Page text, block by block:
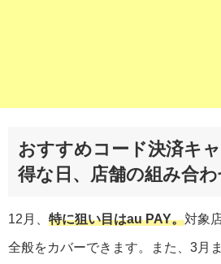
おすすめコード決済キ
得な日、店舗の組み合
12月、 特に狙い目はau PAY。対象
全般をカバーできます。また、3月